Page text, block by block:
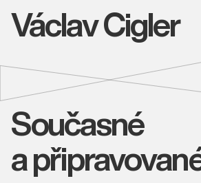
Václav Cigler
Současné
a